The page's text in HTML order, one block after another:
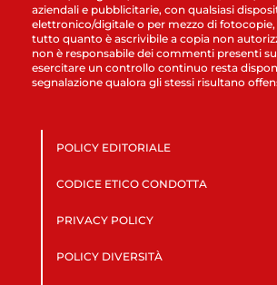
aziendali e pubblicitarie, con qualsiasi
elettronico/digitale o per mezzo di
tutto quanto è ascrivibile a copia non
non è responsabile dei commenti presenti
esercitare un controllo continuo resta
segnalazione qualora gli stessi risultano
POLICY EDITORIALE
CODICE ETICO CONDOTTA
PRIVACY POLICY
POLICY DIVERSITÀ